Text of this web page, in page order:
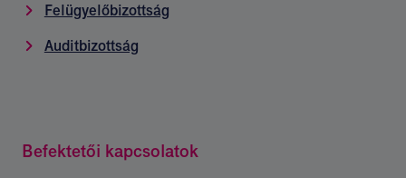
Felügyelőbizottság
Auditbizottság
Befektetői kapcsolatok